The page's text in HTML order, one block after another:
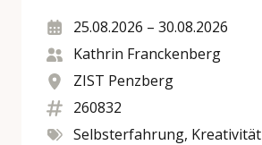
25.08.2026 – 30.08.2026
Kathrin Franckenberg
ZIST Penzberg
260832
Selbsterfahrung, Kreativität